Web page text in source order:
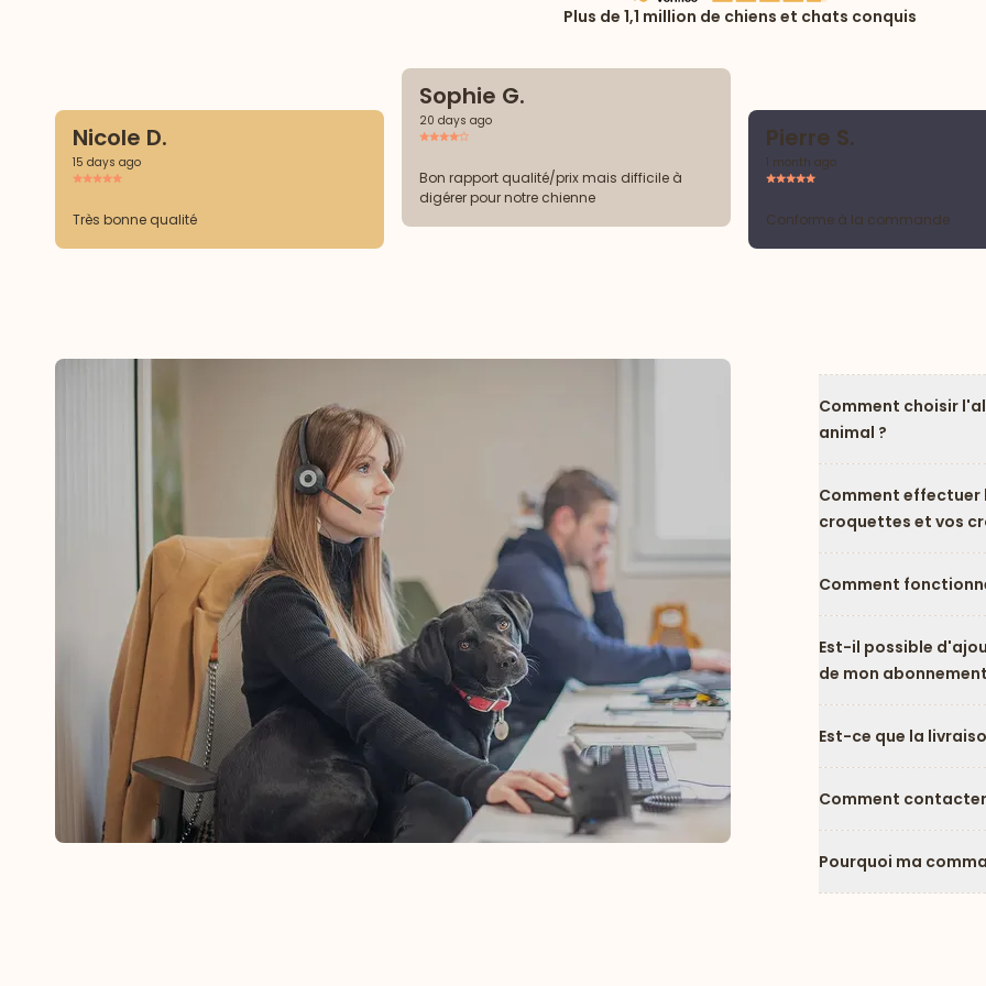
Plus de 1,1 million de chiens et chats conquis
Nicole D.
15 days ago
Très bonne qualité
Sophie G.
20 days ago
Bon rapport qualité/prix mais difficile à
digérer pour notre chienne
Pierre S.
1 month ago
Conforme à la commande
Comment choisir
animal ?
Comment effectuer
croquettes et vos
Comment
Est-il possible
de mon
Est-ce que la
Comment
Pourquoi ma